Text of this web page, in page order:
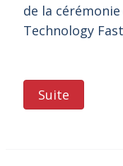
de la
Technology
Suite